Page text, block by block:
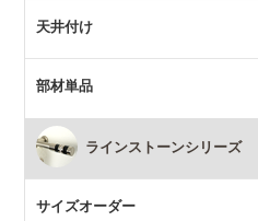
天井付け
部材単品
ラインストーンシリーズ
サイズオーダー